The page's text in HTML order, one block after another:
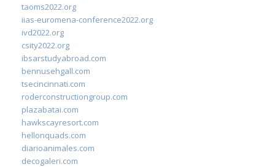
taoms2022.org
iias-euromena-conference2022.org
ivd2022.org
csity2022.org
ibsarstudyabroad.com
bennusehgall.com
tsecincinnati.com
roderconstructiongroup.com
plazabatai.com
hawkscayresort.com
hellonquads.com
diarioanimales.com
decogaleri.com